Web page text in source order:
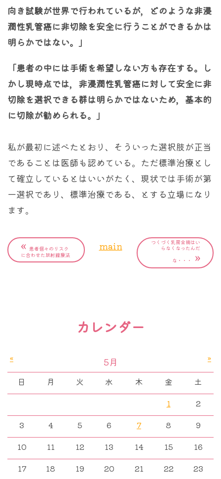
向き試験が世界で行われているが，どのような非浸
潤性乳管癌に非切除を安全に行うことができるかは
明らかではない。」
「患者の中には手術を希望しない方も存在する。し
かし現時点では，非浸潤性乳管癌に対して安全に非
切除を選択できる群は明らかではないため，基本的
に切除が勧められる。」
私が最初に述べたとおり、そういった選択肢が正当
であることは医師も認めている。ただ標準治療とし
て確立しているとはいいがたく、現状では手術が第
一選択であり、標準治療である、とする立場になり
ます。
« 患者個々のリスク
に合わせた放射線療法
main
つくづく乳房全摘はい
らなくなったんだ
な・・・
»
カレンダー
« 5月 »
日 月 火 水 木 金
土
1
2
3
4 5 6 7 8
9
10
11 12 13 14 15
16
17
18 19 20 21 22
23